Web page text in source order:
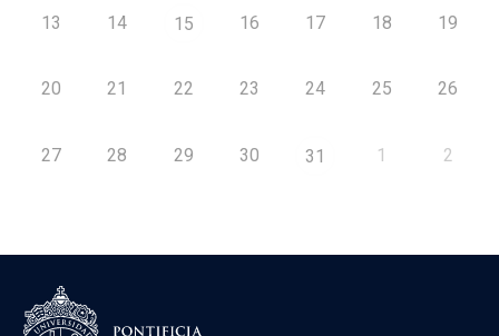
13 14 15 16 17 18 19
20 21 22 23 24 25 26
27 28 29 30 31 1 2